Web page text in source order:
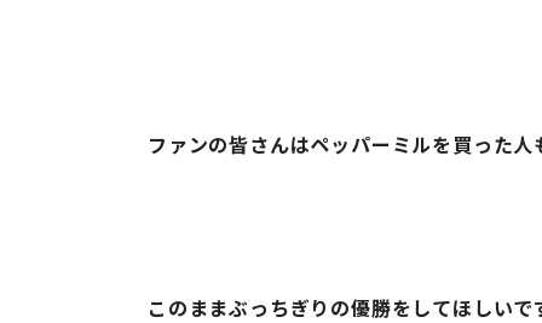
ファンの皆さんはペッパーミルを買った
このままぶっちぎりの優勝をしてほしいで